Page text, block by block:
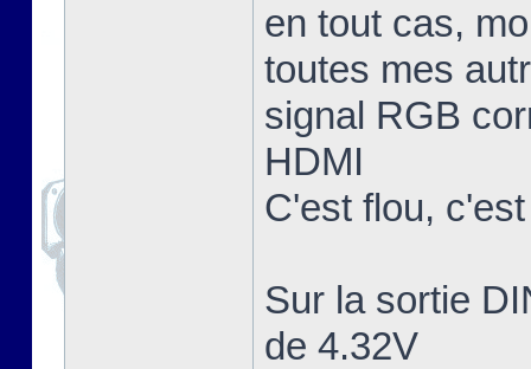
en tout cas,
toutes mes
signal RGB
HDMI
C'est flou,
Sur la sortie
de 4.32V